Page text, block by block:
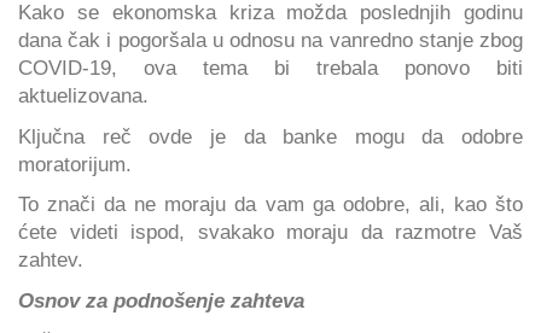
Kako se ekonomska kriza možda poslednjih godinu
dana čak i pogoršala u odnosu na vanredno stanje zbog
COVID-19, ova tema bi trebala ponovo biti
aktuelizovana.
Ključna reč ovde je da banke mogu da odobre
moratorijum.
To znači da ne moraju da vam ga odobre, ali, kao što
ćete videti ispod, svakako moraju da razmotre Vaš
zahtev.
Osnov za podnošenje zahteva